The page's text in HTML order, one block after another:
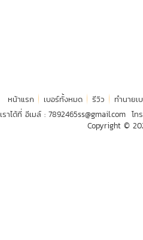
หน้าแรก เบอร์ทั้งหมด รีวิว
ทำนายเ
าได้ที่ อีเมล์ : 7892465ss@gmail.com โท
Copyright ©